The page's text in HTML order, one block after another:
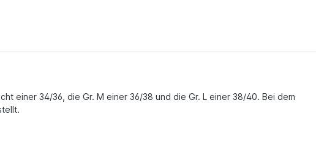
einer 34/36, die Gr. M einer 36/38 und die Gr. L einer 38/40. Bei dem